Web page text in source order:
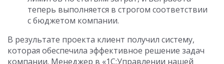
теперь выполняется в строгом соответствии
с бюджетом компании.
В результате проекта клиент получил систему,
которая обеспечила эффективное решение задач
компании. Менеджер в «1С:Управлении нашей